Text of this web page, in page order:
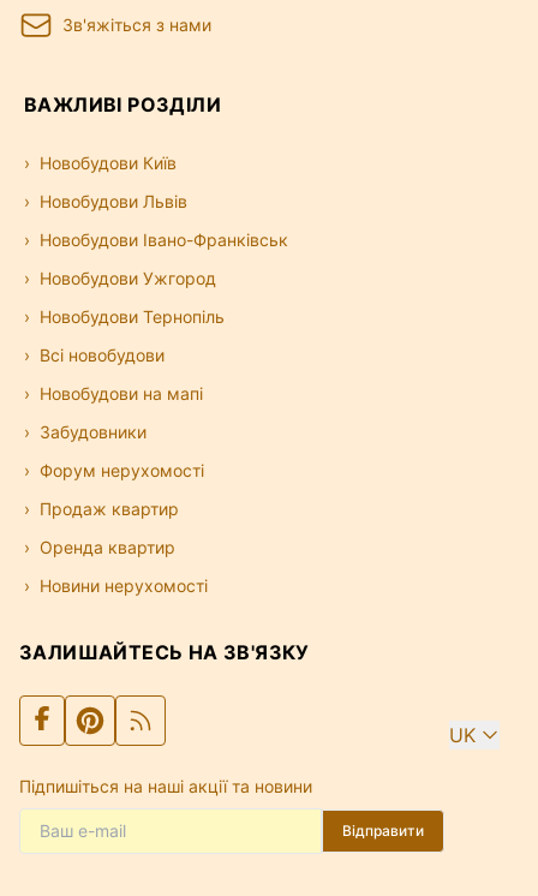
Зв'яжіться з нами
ВАЖЛИВІ РОЗДІЛИ
Новобудови Київ
Новобудови Львів
Новобудови Івано-Франківськ
Новобудови Ужгород
Новобудови Тернопіль
Всі новобудови
Новобудови на мапі
Забудовники
Форум нерухомості
Продаж квартир
Оренда квартир
Новини нерухомості
ЗАЛИШАЙТЕСЬ НА ЗВ'ЯЗКУ
UK
Підпишіться на наші акції та новини
Відправити